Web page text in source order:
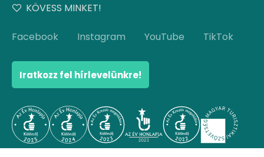
KÖVESS MINKET!
Facebook Instagram YouTube TikTok
Iratkozz fel hírlevelünkre!